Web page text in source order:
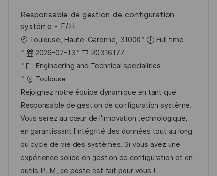
f
f
n
g
Responsable de gestion de configuration
système - F/H
O
r
t
Toulouse, Haute-Garonne, 31000
Full time
D
a
t
u
m
d
e
r
V
e
2026-07-13
J
o
-
I
D
R0316177
K
a
t
e
g
o
r
i
e
Engineering and Technical specialities
Toulouse
Rejoignez notre équipe dynamique en tant que
Responsable de gestion de configuration système.
Vous serez au cœur de l'innovation technologique,
en garantissant l'intégrité des données tout au long
du cycle de vie des systèmes. Si vous avez une
expérience solide en gestion de configuration et en
outils PLM, ce poste est fait pour vous !